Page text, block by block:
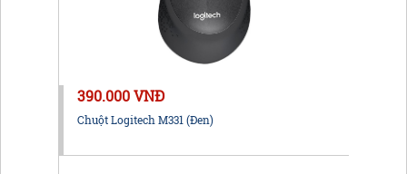
390.000 VNĐ
Chuột Logitech M331 (Đen)